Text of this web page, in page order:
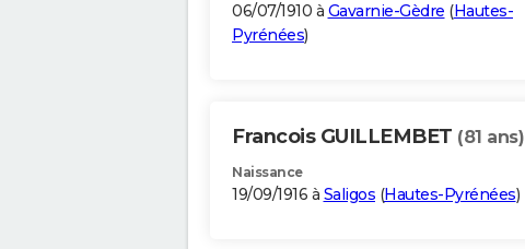
06/07/1910 à Gavarnie-Gèdre (Hautes-
Pyrénées)
Francois GUILLEMBET (81 ans)
Naissance
19/09/1916 à Saligos (Hautes-Pyrénées)